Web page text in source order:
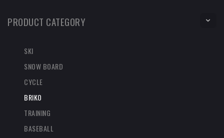
PRODUCT CATEGORY
SKI
SNOW BOARD
CYCLE
BRIKO
TRAINING
BASEBALL